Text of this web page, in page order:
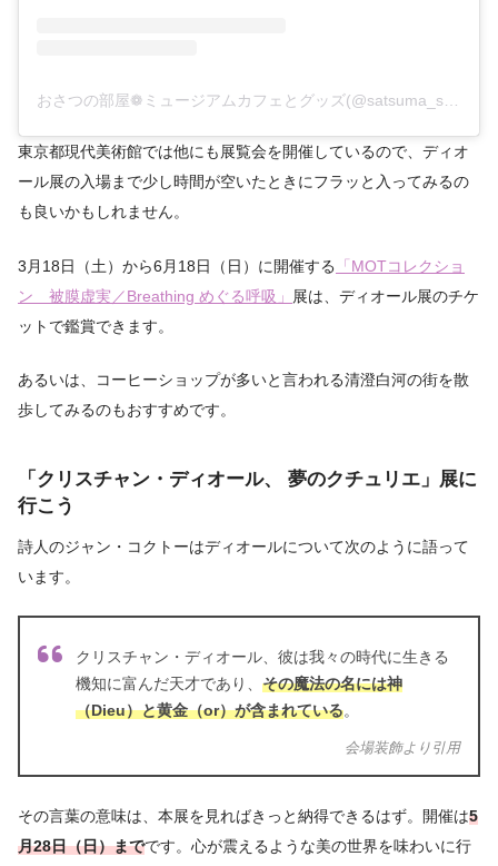
東京都現代美術館では他にも展覧会を開催しているので、ディオ
ール展の入場まで少し時間が空いたときにフラッと入ってみるの
も良いかもしれません。
3月18日（土）から6月18日（日）に開催する
「MOTコレクショ
ン 被膜虚実／Breathing めぐる呼吸」
展は、ディオール展のチケ
ットで鑑賞できます。
あるいは、コーヒーショップが多いと言われる清澄白河の街を散
歩してみるのもおすすめです。
「クリスチャン・ディオール、 夢のクチュリエ」展に
行こう
詩人のジャン・コクトーはディオールについて次のように語って
います。
クリスチャン・ディオール、彼は我々の時代に生きる
機知に富んだ天才であり、 その魔法の名には神
（Dieu）と黄金（or）が含まれている。
会場装飾より引用
その言葉の意味は、本展を見ればきっと納得できるはず。開催は5
月28日（日）までです。心が震えるような美の世界を味わいに行